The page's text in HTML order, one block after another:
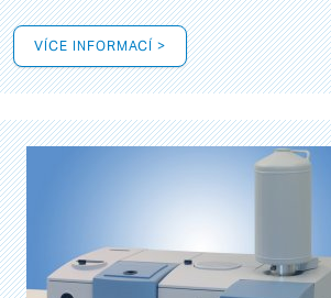
VÍCE INFORMACÍ >